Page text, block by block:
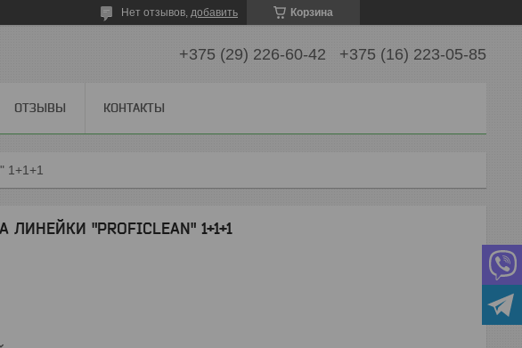
Корзина
Нет отзывов, добавить
+375 (29) 226-60-42 +375 (16) 223-05-85
ОТЗЫВЫ КОНТАКТЫ
1+1+1
"PROFICLEAN" 1+1+1